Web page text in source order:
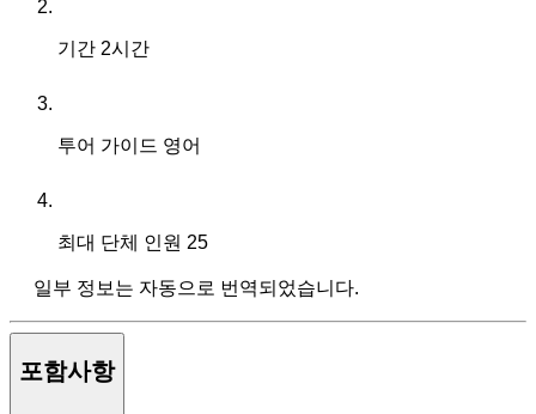
기간 2시간
투어 가이드 영어
최대 단체 인원 25
일부 정보는 자동으로 번역되었습니다.
포함사항